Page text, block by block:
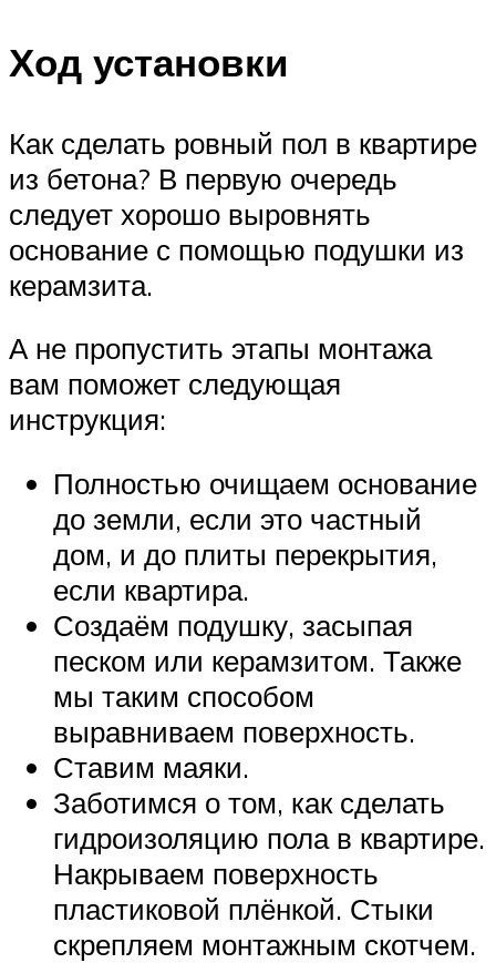
Ход установки
Как сделать ровный пол в квартире
из бетона? В первую очередь
следует хорошо выровнять
основание с помощью подушки из
керамзита.
А не пропустить этапы монтажа
вам поможет следующая
инструкция:
Полностью очищаем основание
до земли, если это частный
дом, и до плиты перекрытия,
если квартира.
Создаём подушку, засыпая
песком или керамзитом. Также
мы таким способом
выравниваем поверхность.
Ставим маяки.
Заботимся о том, как сделать
гидроизоляцию пола в квартире.
Накрываем поверхность
пластиковой плёнкой. Стыки
скрепляем монтажным скотчем.